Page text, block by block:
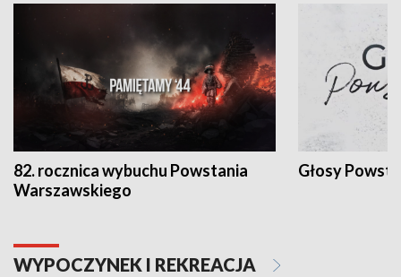
82. rocznica wybuchu Powstania
Warszawskiego
Głosy
WYPOCZYNEK I REKREACJA